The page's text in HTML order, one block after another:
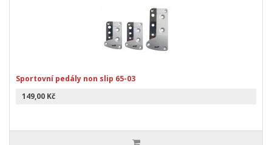
Sportovní pedály non slip 65-03
149,00 Kč